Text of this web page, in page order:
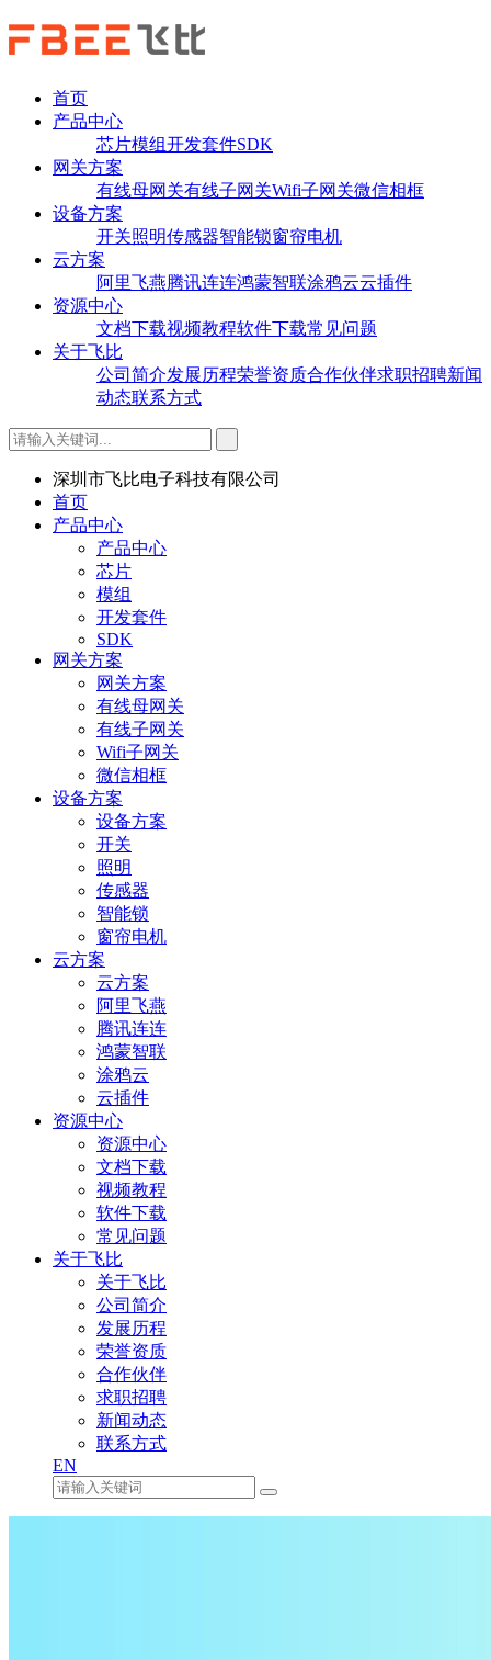
首页
产品中心
芯片模组开发套件SDK
网关方案
有线母网关有线子网关Wifi子网关微信相框
设备方案
开关照明传感器智能锁窗帘电机
云方案
阿里飞燕腾讯连连鸿蒙智联涂鸦云云插件
资源中心
文档下载视频教程软件下载常见问题
关于飞比
公司简介发展历程荣誉资质合作伙伴求职招聘新闻
动态联系方式
深圳市飞比电子科技有限公司
首页
产品中心
产品中心
芯片
模组
开发套件
SDK
网关方案
网关方案
有线母网关
有线子网关
Wifi子网关
微信相框
设备方案
设备方案
开关
照明
传感器
智能锁
窗帘电机
云方案
云方案
阿里飞燕
腾讯连连
鸿蒙智联
涂鸦云
云插件
资源中心
资源中心
文档下载
视频教程
软件下载
常见问题
关于飞比
关于飞比
公司简介
发展历程
荣誉资质
合作伙伴
求职招聘
新闻动态
联系方式
EN